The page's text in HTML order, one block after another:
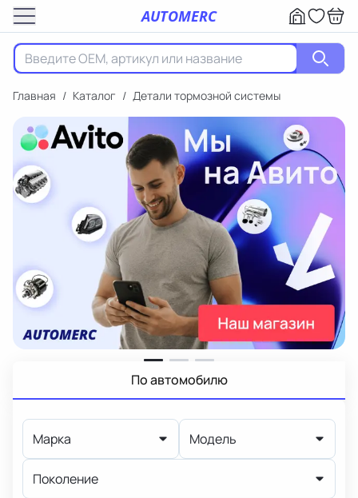
AUTOMERC
Главная / Каталог / Детали тормозной системы
По автомобилю
Марка Модель
Поколение